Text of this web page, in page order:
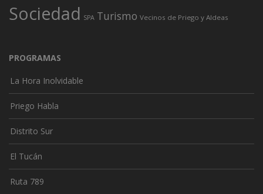
Sociedad SPA Turismo Vecinos de Priego y Aldeas
PROGRAMAS
La Hora Inolvidable
Priego Habla
Distrito Sur
El Tucán
Ruta 789